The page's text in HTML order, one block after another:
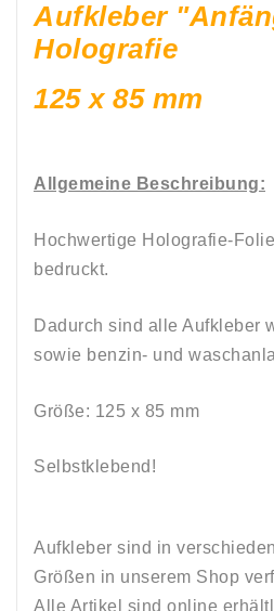
Aufkleber
Holografie
125 x 85 mm
Allgemeine Beschreibung:
Hochwertige Holografie-
bedruckt.
Dadurch sind alle Aufkleber
sowie benzin- und
Größe: 125 x 85 mm
Selbstklebend!
Aufkleber sind in
Größen in unserem Shop
Alle Artikel sind online